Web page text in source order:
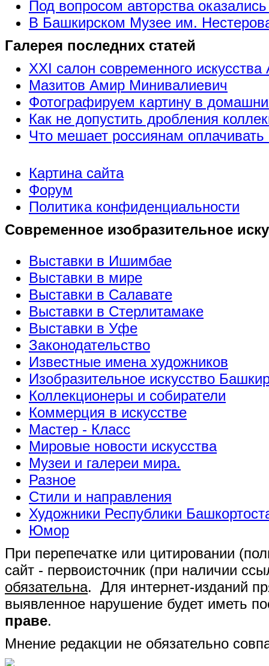
Под вопросом авторства
В Башкирском Музее им.
Галерея последних статей
XXI салон современного искусства
Мазитов Амир Минивалиевич
Фотографируем картину в
Как не допустить дробления
Что мешает россиянам
Картина сайта
Форум
Политика конфиденциальности
Современное изобразительное
Выставки в Ишимбае
Выставки в мире
Выставки в Салавате
Выставки в Стерлитамаке
Выставки в Уфе
Законодательство
Известные имена художников
Изобразительное искусство
Коллекционеры и собиратели
Коммерция в искусстве
Мастер - Класс
Мировые новости искусства
Музеи и галереи мира.
Разное
Стили и направления
Художники Республики
Юмор
При перепечатке или цитировании
сайт - первоисточник (при наличии
обязательна. Для интернет-изданий
выявленное нарушение будет иметь
праве.
Мнение редакции не обязательно